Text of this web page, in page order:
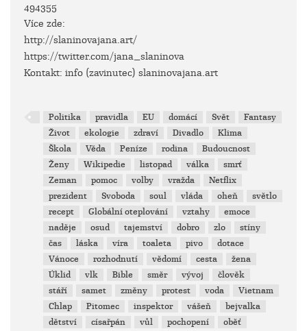
494355
Více zde:
http://slaninovajana.art/
https://twitter.com/jana_slaninova
Kontakt: info (zavinutec) slaninovajana.art
Politika pravidla EU domácí Svět
Fantasy
Život
ekologie zdraví Divadlo
Klima
Škola
Věda Peníze rodina
Budoucnost
Ženy
Wikipedie listopad válka
smrť
Zeman
pomoc volby vražda
Netflix
prezident
Svoboda soul vláda oheň
světlo
recept
Globální oteplování vztahy
emoce
naděje
osud tajemství dobro zlo
stíny
čas
láska víra toaleta pivo
dotace
Vánoce
rozhodnutí vědomí cesta
žena
Úklid
vlk Bible směr vývoj
člověk
stáří
samet změny protest voda
Vietnam
Chlap
Pitomec inspektor vášeň
bejvalka
dětství
císařpán vůl pochopení
oběť